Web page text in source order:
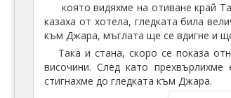
която видяхме на отиване край
казаха от хотела, гледката била
към Джара, мъглата ще се вдигне и
Така и стана, скоро се показа
височини. След като
стигнахме до гледката към Джара.